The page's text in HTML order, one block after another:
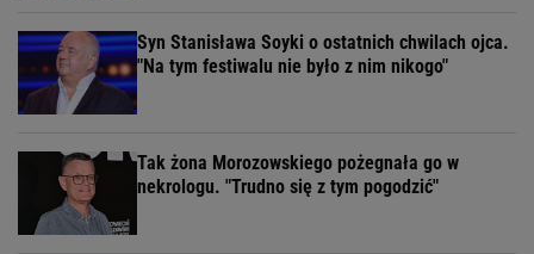
Syn Stanisława Soyki o ostatnich chwilach ojca.
"Na tym festiwalu nie było z nim nikogo"
Tak żona Morozowskiego pożegnała go w
nekrologu. "Trudno się z tym pogodzić"